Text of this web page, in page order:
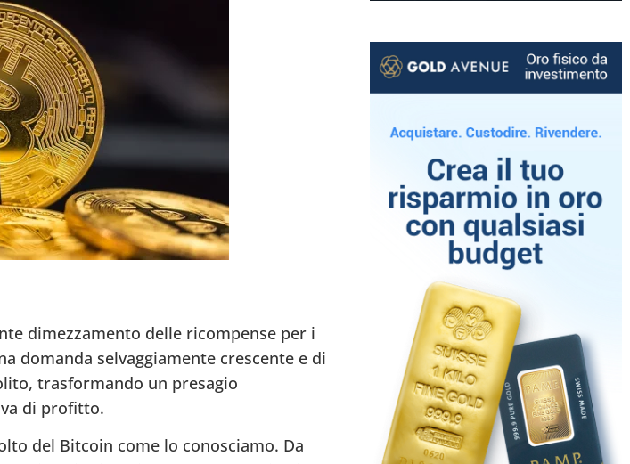
dimezzamento delle ricompense per i
domanda selvaggiamente crescente e di
trasformando un presagio
di profitto.
del Bitcoin come lo conosciamo. Da